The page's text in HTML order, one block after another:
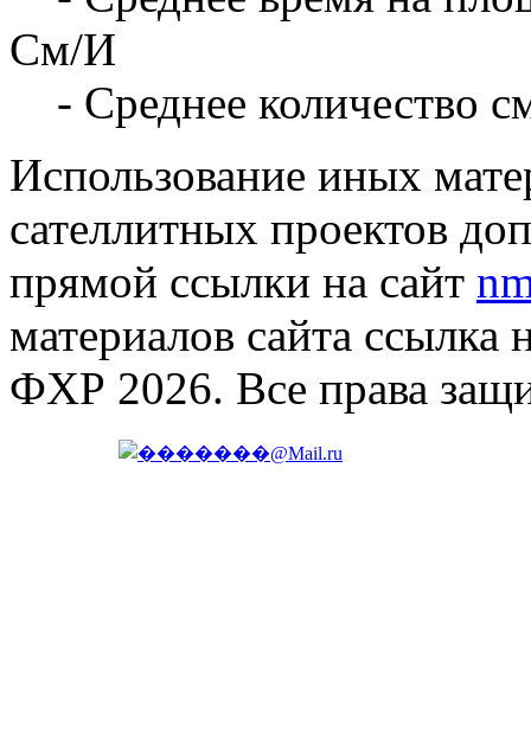
См/И
- Среднее количество
Использование иных
сателлитных проектов
прямой ссылки на сайт
материалов сайта ссылка
ФХР 2026. Все права